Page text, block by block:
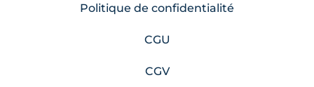
Politique de confidentialité
CGU
CGV